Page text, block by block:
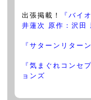
出張掲載！
『バイ
井蓮次 原作：沢田
『サターンリター
『気まぐれコンセ
ョンズ